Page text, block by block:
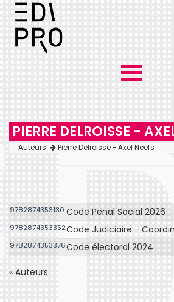
PIERRE DELROISSE -
Auteurs Pierre Delroisse - Axel Neefs
9782874353130 Code Penal Social 2026
9782874353352Code Judiciaire -
9782874353376Code électoral 2024
« Auteurs